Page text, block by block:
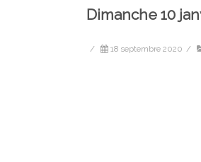
Dimanche 10
/ 18 septembre 2020 /